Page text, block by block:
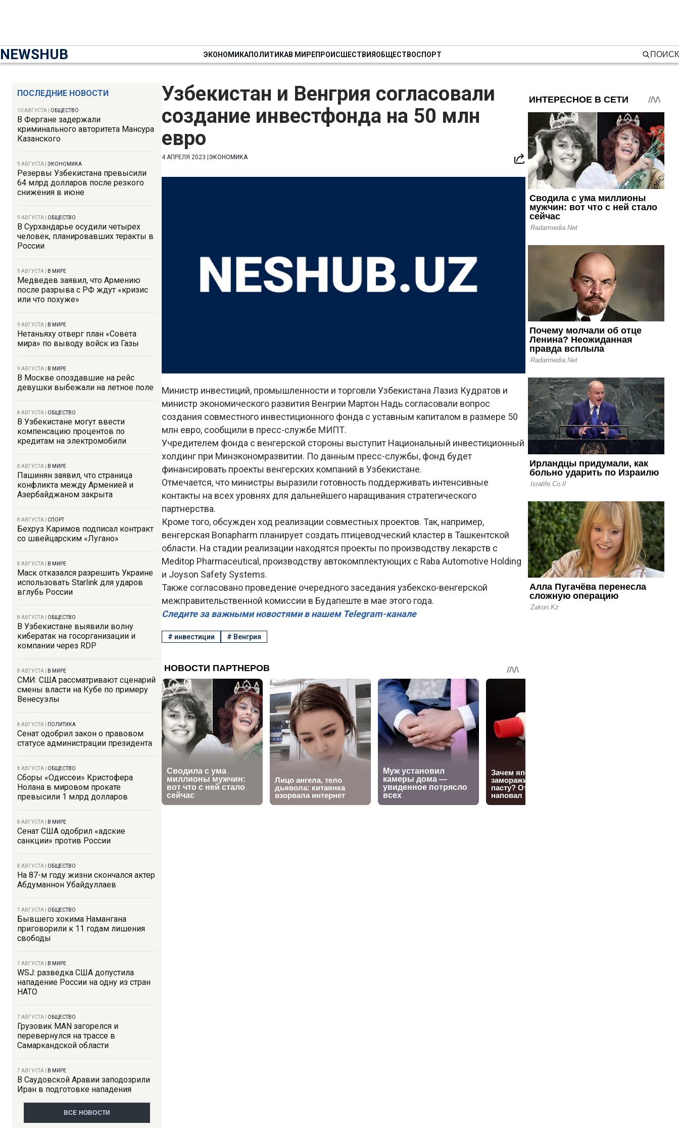
NEWSHUB ЭКОНОМИКАПОЛИТИКАВ МИРЕПРОИСШЕСТВИЯОБЩЕСТВОСПОРТ ПОИСК
ПОСЛЕДНИЕ НОВОСТИ
10 АВГУСТА ОБЩЕСТВО
В Фергане задержали
криминального авторитета Мансура
Казанского
9 АВГУСТА ЭКОНОМИКА
Резервы Узбекистана превысили
64 млрд долларов после резкого
снижения в июне
9 АВГУСТА ОБЩЕСТВО
В Сурхандарье осудили четырех
человек, планировавших теракты в
России
9 АВГУСТА В МИРЕ
Медведев заявил, что Армению
после разрыва с РФ ждут «кризис
или что похуже»
9 АВГУСТА В МИРЕ
Нетаньяху отверг план «Совета
мира» по выводу войск из Газы
9 АВГУСТА В МИРЕ
В Москве опоздавшие на рейс
девушки выбежали на летное поле
8 АВГУСТА ОБЩЕСТВО
В Узбекистане могут ввести
компенсацию процентов по
кредитам на электромобили
8 АВГУСТА В МИРЕ
Пашинян заявил, что страница
конфликта между Арменией и
Азербайджаном закрыта
8 АВГУСТА СПОРТ
Бехруз Каримов подписал контракт
со швейцарским «Лугано»
8 АВГУСТА В МИРЕ
Маск отказался разрешить Украине
использовать Starlink для ударов
вглубь России
8 АВГУСТА ОБЩЕСТВО
В Узбекистане выявили волну
кибератак на госорганизации и
компании через RDP
8 АВГУСТА В МИРЕ
СМИ: США рассматривают сценарий
смены власти на Кубе по примеру
Венесуэлы
8 АВГУСТА ПОЛИТИКА
Сенат одобрил закон о правовом
статусе администрации президента
8 АВГУСТА ОБЩЕСТВО
Сборы «Одиссеи» Кристофера
Нолана в мировом прокате
превысили 1 млрд долларов
8 АВГУСТА В МИРЕ
Сенат США одобрил «адские
санкции» против России
8 АВГУСТА ОБЩЕСТВО
На 87-м году жизни скончался актер
Абдуманнон Убайдуллаев
7 АВГУСТА ОБЩЕСТВО
Бывшего хокима Намангана
приговорили к 11 годам лишения
свободы
7 АВГУСТА В МИРЕ
WSJ: разведка США допустила
нападение России на одну из стран
НАТО
7 АВГУСТА ОБЩЕСТВО
Грузовик MAN загорелся и
перевернулся на трассе в
Самаркандской области
7 АВГУСТА В МИРЕ
В Саудовской Аравии заподозрили
Иран в подготовке нападения
ВСЕ НОВОСТИ
Узбекистан и Венгрия согласовали
создание инвестфонда на 50 млн
евро
4 АПРЕЛЯ 2023 ЭКОНОМИКА
Министр инвестиций, промышленности и торговли Узбекистана Лазиз Кудратов и
министр экономического развития Венгрии Мартон Надь согласовали вопрос
создания совместного инвестиционного фонда с уставным капиталом в размере 50
млн евро, сообщили в пресс-службе МИПТ.
Учредителем фонда с венгерской стороны выступит Национальный инвестиционный
холдинг при Минэкономразвитии. По данным пресс-службы, фонд будет
финансировать проекты венгерских компаний в Узбекистане.
Отмечается, что министры выразили готовность поддерживать интенсивные
контакты на всех уровнях для дальнейшего наращивания стратегического
партнерства.
Кроме того, обсужден ход реализации совместных проектов. Так, например,
венгерская Bonapharm планирует создать птицеводческий кластер в Ташкентской
области. На стадии реализации находятся проекты по производству лекарств с
Meditop Pharmaceutical, производству автокомплектующих с Raba Automotive Holding
и Joyson Safety Systems.
Также согласовано проведение очередного заседания узбекско-венгерской
межправительственной комиссии в Будапеште в мае этого года.
Следите за важными новостями в нашем Telegram-канале
# инвестиции # Венгрия